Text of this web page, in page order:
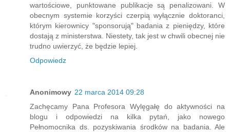
wartościowe, punktowane publikacje są penalizowani. W
obecnym systemie korzyści czerpią wyłącznie doktoranci,
którym kierownicy "sponsorują" badania z pieniędzy, które
dostają z ministerstwa. Niestety, tak jest w chwili obecnej nie
trudno uwierzyć, że będzie lepiej.
Odpowiedz
Anonimowy 22 marca 2014 09:28
Zachęcamy Pana Profesora Wylęgałę do aktywności na
blogu i odpowiedzi na kilka pytań, jako nowego
Pełnomocnika ds. pozyskiwania środków na badania. Ale